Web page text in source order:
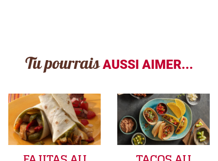
Tu pourrais AUSSI AIMER...